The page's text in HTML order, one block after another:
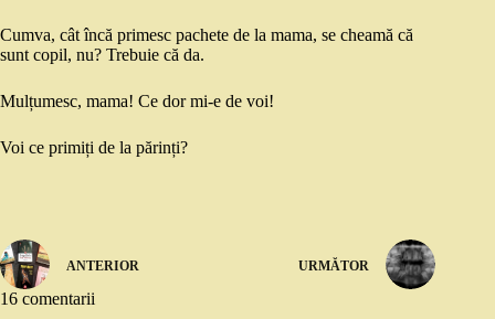
Cumva, cât încă primesc pachete de la mama, se cheamă că
sunt copil, nu? Trebuie că da.
Mulțumesc, mama! Ce dor mi-e de voi!
Voi ce primiți de la părinți?
ANTERIOR URMĂTOR
16 comentarii